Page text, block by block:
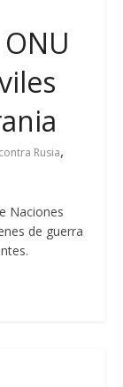
Rusia,
Naciones
de guerra